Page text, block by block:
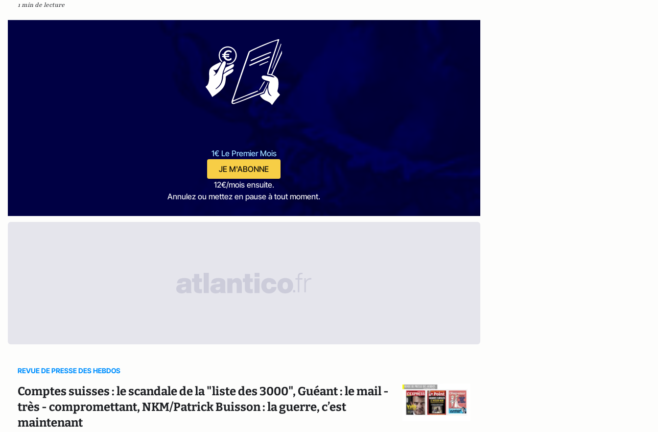
1 min de lecture
1€ Le Premier Mois
JE M'ABONNE
12€/mois ensuite.
Annulez ou mettez en pause à tout moment.
REVUE DE PRESSE DES HEBDOS
Comptes suisses : le scandale de la "liste des 3000", Guéant : le mail -
très - compromettant, NKM/Patrick Buisson : la guerre, c’est
maintenant